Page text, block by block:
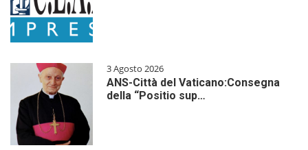
3 Agosto 2026
ANS-Città del Vaticano:Consegna
della “Positio sup…